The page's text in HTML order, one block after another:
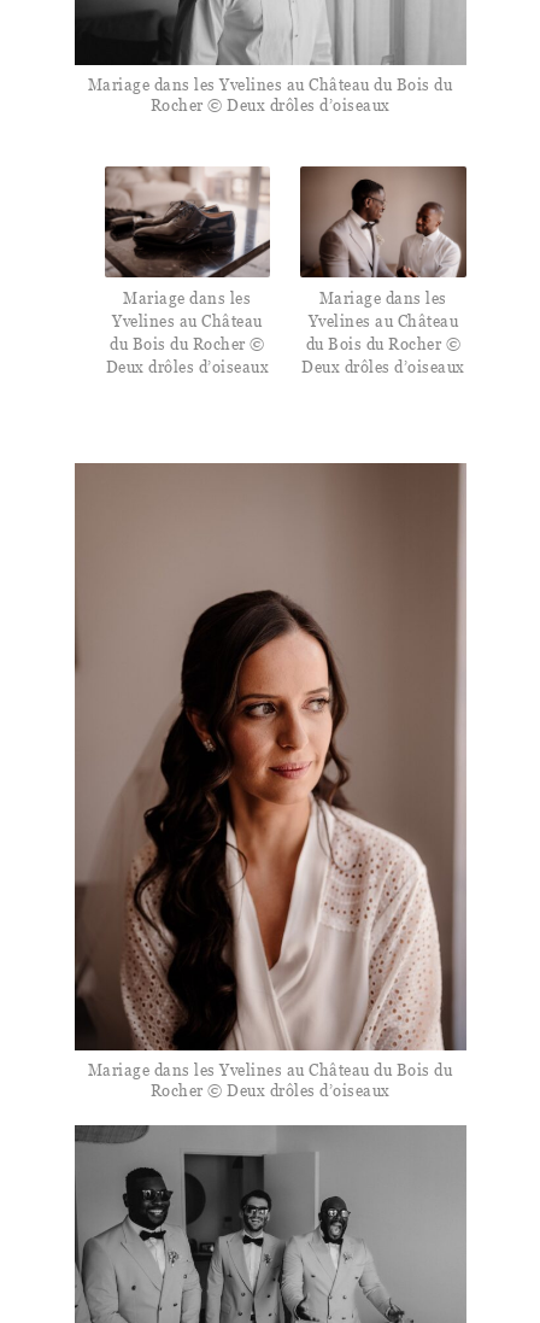
Mariage dans les Yvelines au Château du Bois du
Rocher © Deux drôles d’oiseaux
Mariage dans les
Yvelines au Château
du Bois du Rocher ©
Deux drôles d’oiseaux
Mariage dans les
Yvelines au Château
du Bois du Rocher ©
Deux drôles d’oiseaux
Mariage dans les Yvelines au Château du Bois du
Rocher © Deux drôles d’oiseaux